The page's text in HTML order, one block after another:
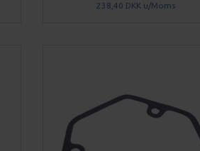
238,40 DKK u/Moms